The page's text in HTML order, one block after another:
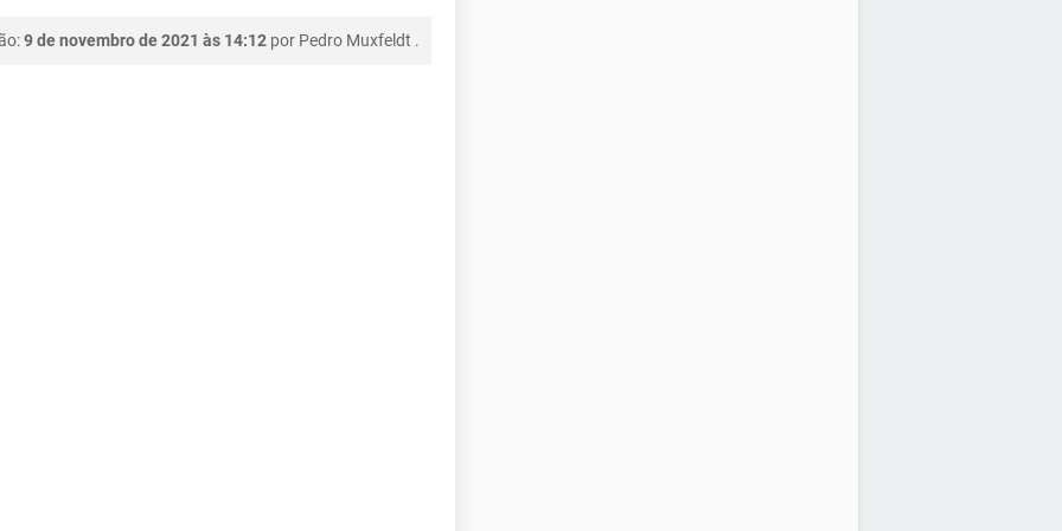
9 de novembro de 2021 às 14:12 por Pedro Muxfeldt .